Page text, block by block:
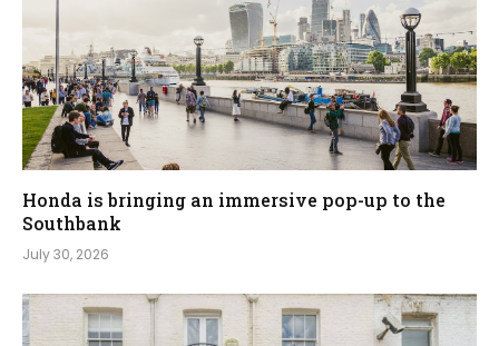
Honda is bringing an immersive pop-up to the
Southbank
July 30, 2026